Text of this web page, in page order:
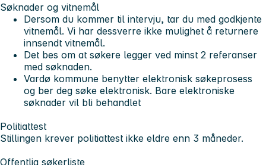
Søknader og vitnemål
Dersom du kommer til intervju, tar du med godkjente
vitnemål. Vi har dessverre ikke mulighet å returnere
innsendt vitnemål.
Det bes om at søkere legger ved minst 2 referanser
med søknaden.
Vardø kommune benytter elektronisk søkeprosess
og ber deg søke elektronisk. Bare elektroniske
søknader vil bli behandlet
Politiattest
Stillingen krever politiattest ikke eldre enn 3 måneder.
Offentlig søkerliste